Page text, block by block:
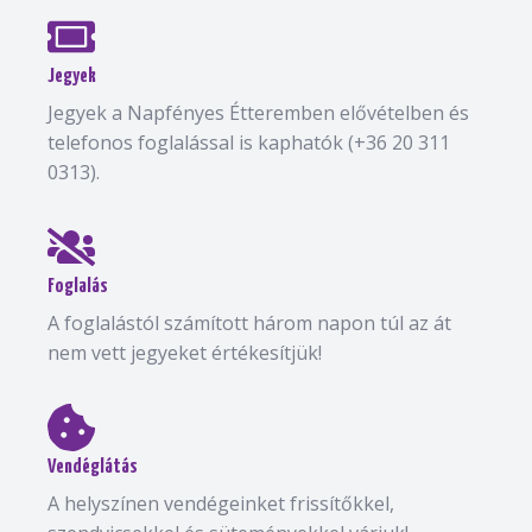
Jegyek
Jegyek a Napfényes Étteremben elővételben és
telefonos foglalással is kaphatók (+36 20 311
0313).
Foglalás
A foglalástól számított három napon túl az át
nem vett jegyeket értékesítjük!
Vendéglátás
A helyszínen vendégeinket frissítőkkel,